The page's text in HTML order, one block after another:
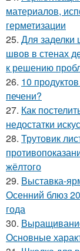
материалов,
герметизации
25. Для заделки
швов в стенах
к решению
26. 10
печени?
27. Как
недостатки
28. Трутовик
жёлтого
29. Выставка-
Осенний блюз
года
30.
Основные